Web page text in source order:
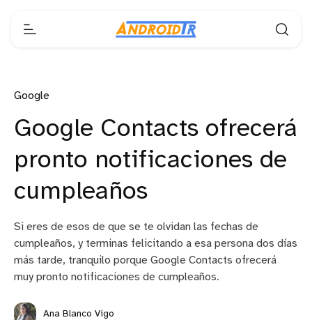
Google
Google Contacts ofrecerá
pronto notificaciones de
cumpleaños
Si eres de esos de que se te olvidan las fechas de
cumpleaños, y terminas felicitando a esa persona dos días
más tarde, tranquilo porque Google Contacts ofrecerá
muy pronto notificaciones de cumpleaños.
Ana Blanco Vigo